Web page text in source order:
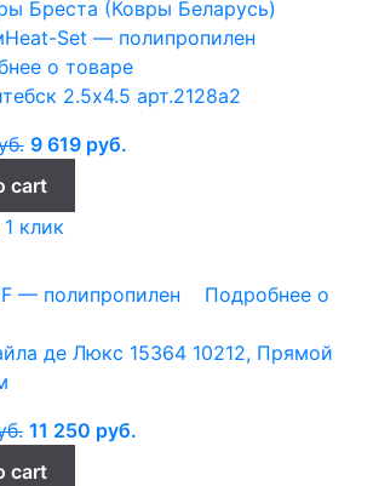
Бреста (Ковры Беларусь)
Heat-Set — полипропилен
о товаре
2.5х4.5 арт.2128a2
9 619 руб.
cart
клик
— полипропилен
Подробнее о
де Люкс 15364 10212, Прямой
11 250 руб.
cart